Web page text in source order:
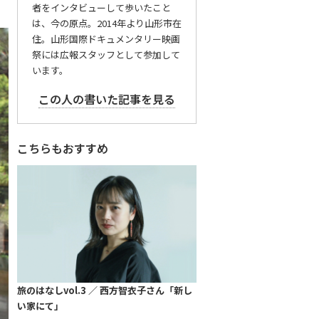
者をインタビューして歩いたこと
は、今の原点。2014年より山形市在
住。山形国際ドキュメンタリー映画
祭には広報スタッフとして参加して
います。
この人の書いた記事を見る
こちらもおすすめ
旅のはなしvol.3 ／ 西方智衣子さん「新し
い家にて」